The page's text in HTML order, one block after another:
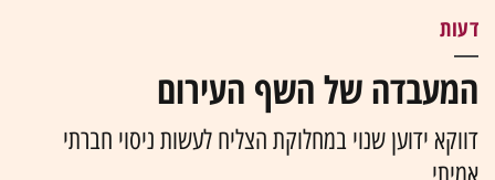
דעות
המעבדה של השף העירום
דווקא ידוען שנוי במחלוקת הצליח לעשות ניסוי חברתי